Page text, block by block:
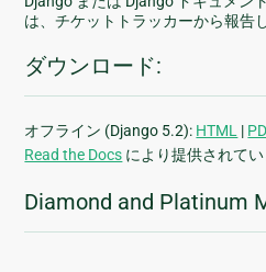
は、チケットトラッカーから報告
ダウンロード:
オフライン (Django 5.2): HTML |
Read the Docs により提供されてい
Diamond and Platinum